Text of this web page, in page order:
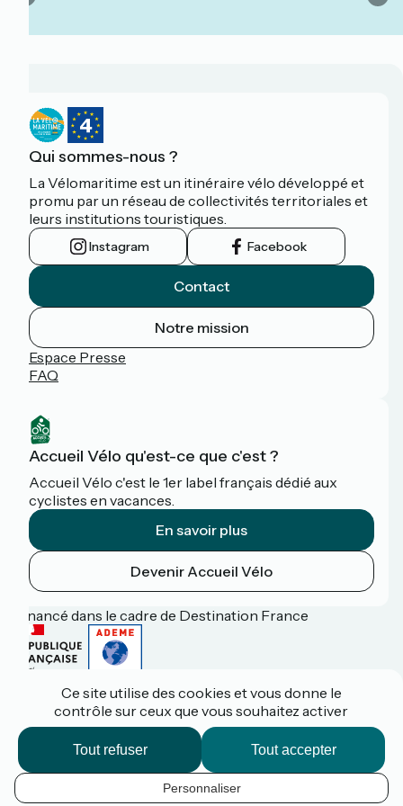
Qui sommes-nous ?
La Vélomaritime est un itinéraire vélo développé et
promu par un réseau de collectivités territoriales et
leurs institutions touristiques.
Instagram Facebook
Contact
Notre mission
Espace Presse
FAQ
Accueil Vélo qu'est-ce que c'est ?
Accueil Vélo c'est le 1er label français dédié aux
cyclistes en vacances.
En savoir plus
Devenir Accueil Vélo
Financé dans le cadre de Destination France
Espace pro / presse
Plan du site
Mentions légales
Contact
Réalisation :
et France Vélo Tourisme
Ce site utilise des cookies et vous donne le
contrôle sur ceux que vous souhaitez activer
Tout accepter
Tout refuser
Personnaliser